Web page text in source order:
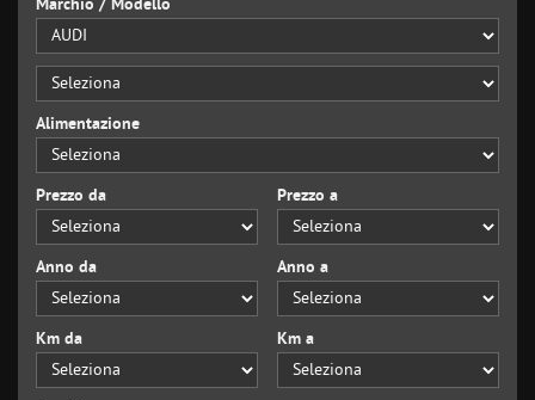
Marchio / Modello
Alimentazione
Prezzo da Prezzo a
Anno da Anno a
Km da Km a